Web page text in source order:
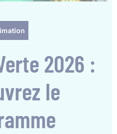
2026 :
le